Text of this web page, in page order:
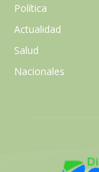
Política
Actualidad
Salud
Nacionales